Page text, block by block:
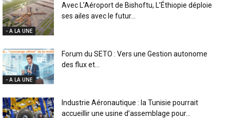
- A LA UNE
Avec L’Aéroport de Bishoftu, L’Éthiopie déploie
ses ailes avec le futur...
- A LA UNE
Forum du SETO : Vers une Gestion autonome
des flux et...
Industrie Aéronautique : la Tunisie pourrait
accueillir une usine d’assemblage pour...